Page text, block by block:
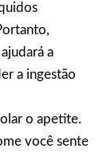
a
a ingestão
o apetite.
você sente